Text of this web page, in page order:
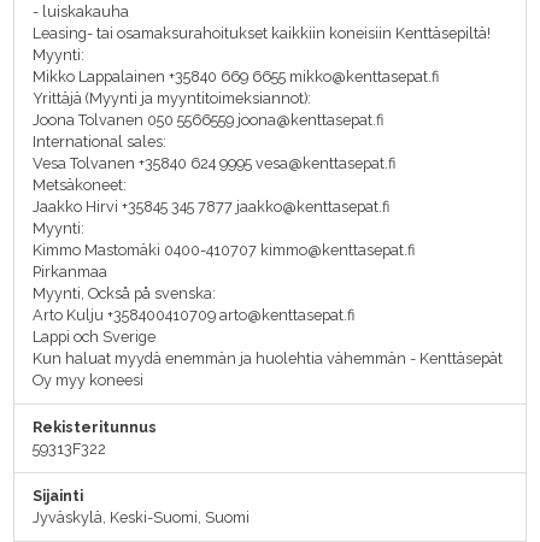
- luiskakauha
Leasing- tai osamaksurahoitukset kaikkiin koneisiin Kenttäsepiltä!
Myynti:
Mikko Lappalainen +35840 669 6655 mikko@kenttasepat.fi
Yrittäjä (Myynti ja myyntitoimeksiannot):
Joona Tolvanen 050 5566559 joona@kenttasepat.fi
International sales:
Vesa Tolvanen +35840 624 9995 vesa@kenttasepat.fi
Metsäkoneet:
Jaakko Hirvi +35845 345 7877 jaakko@kenttasepat.fi
Myynti:
Kimmo Mastomäki 0400-410707 kimmo@kenttasepat.fi
Pirkanmaa
Myynti, Också på svenska:
Arto Kulju +358400410709 arto@kenttasepat.fi
Lappi och Sverige
Kun haluat myydä enemmän ja huolehtia vähemmän - Kenttäsepät
Oy myy koneesi
Rekisteritunnus
59313F322
Sijainti
Jyväskylä, Keski-Suomi, Suomi